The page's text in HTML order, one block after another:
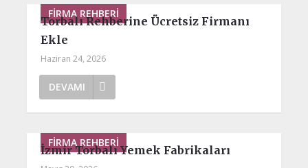
FIRMA REHBERI
Torbalı Rehberine Ücretsiz Firmanı
Ekle
Haziran 24, 2026
DEVAMI
FIRMA REHBERI
İzmir Torbalı Yemek Fabrikaları